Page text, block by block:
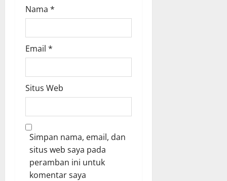
Nama *
Email *
Situs Web
Simpan nama, email, dan
situs web saya pada
peramban ini untuk
komentar saya